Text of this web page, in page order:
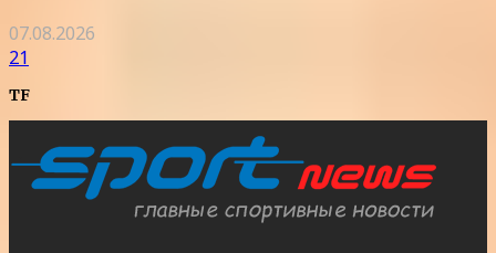
07.08.2026
21
TF